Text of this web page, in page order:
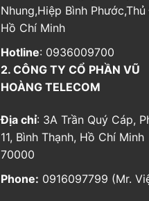
Nhung,Hiệp Bình
Hồ Chí Minh
Hotline: 0936009700
2. CÔNG TY CỔ PHẦN VŨ
HOÀNG TELECOM
Địa chỉ: 3A Trần Quý Cáp,
11, Bình Thạnh, Hồ Chí Minh
70000
Phone: 0916097799 (Mr.